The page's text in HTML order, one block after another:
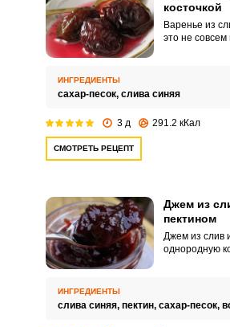
косточкой
Варенье из
это не совсем
тугие сливы в
ИНГРЕДИЕНТЫ
сахар-песок, слива синяя
3 д 291.2 кКал
СМОТРЕТЬ РЕЦЕПТ
Джем из
пектином
Джем из слив
однородную
выпечки.
ИНГРЕДИЕНТЫ
слива синяя, пектин, сахар-песок,